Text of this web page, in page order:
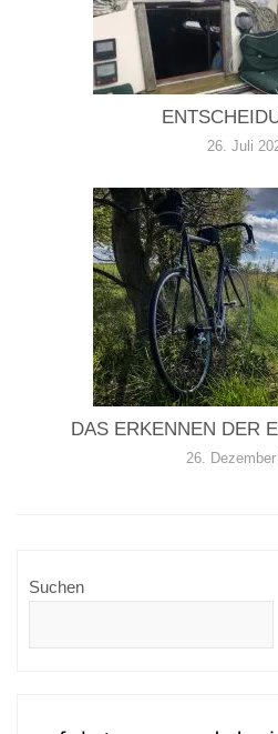
26. Juli
DAS ERKENNEN DER
26.
Suchen